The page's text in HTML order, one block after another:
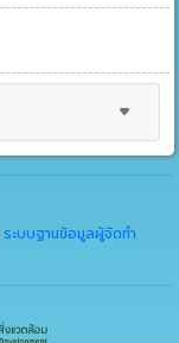
ระบบฐานข้อมูลผู้จัดทำ